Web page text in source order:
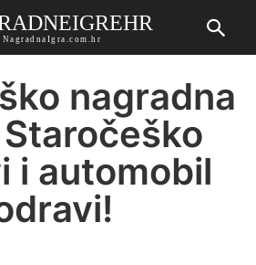
NagradnaIgra.com.hr
nagradna
i automobil